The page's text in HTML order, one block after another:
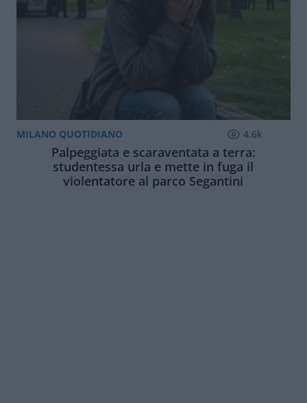
MILANO QUOTIDIANO 4.6k
Palpeggiata e scaraventata a terra:
studentessa urla e mette in fuga il
violentatore al parco Segantini